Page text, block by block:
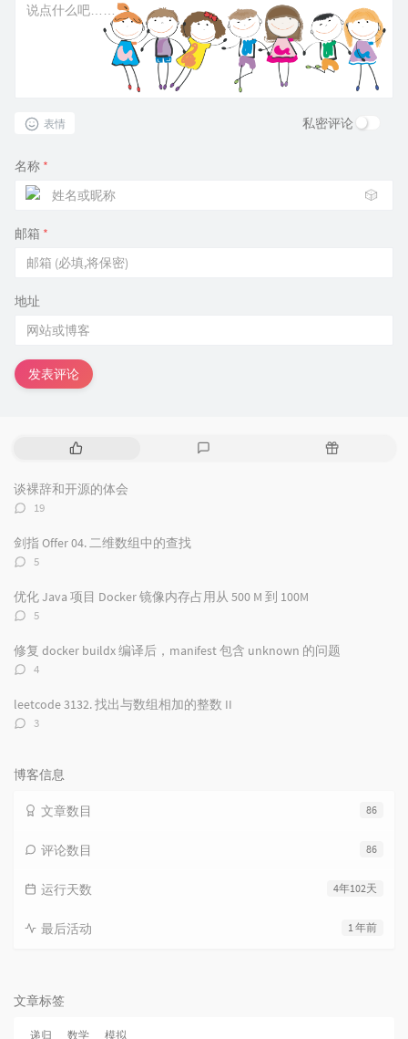
表情 私密评论
名称 *
🎲
邮箱 *
地址
发表评论
热
文
章
随
谈裸辞和开源的体会
评
数：
19
剑指 Offer 04. 二维数组中的查找
评
数：
5
优化 Java 项目 Docker 镜像内存占用从 500 M 到 100M
评
数：
5
修复 docker buildx 编译后，manifest 包含 unknown 的问题
评
数：
4
leetcode 3132. 找出与数组相加的整数 II
评
3
博客信息
86
文章数目
86
评论数目
4年102天
运行天数
1 年前
最后活动
文章标签
递归 数学 模拟